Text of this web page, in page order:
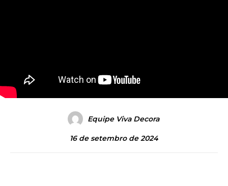
Equipe Viva Decora
16 de setembro de 2024